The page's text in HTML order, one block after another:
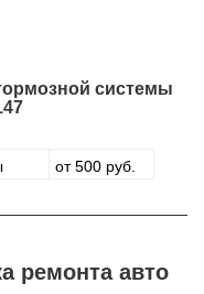
системы
от 500 руб.
ремонта авто